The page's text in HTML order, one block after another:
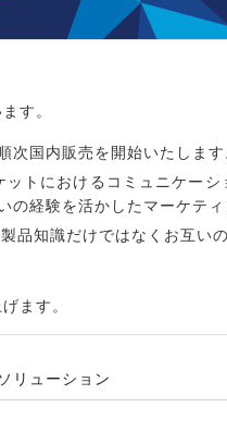
す。
国内販売を開始いたします
トにおけるコミュニケー
経験を活かしたマーケティ
知識だけではなくお互い
ます。
リューション